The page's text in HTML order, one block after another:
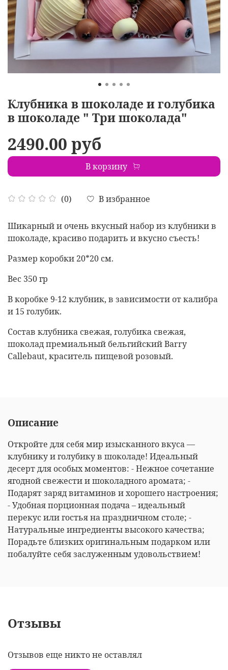
Клубника в шоколаде и голубика
в шоколаде " Три шоколада"
(0) В избранное
2490.00 руб
В корзину
Шикарный и очень вкусный набор из клубники в
шоколаде, красиво подарить и вкусно съесть!
Размер коробки 20*20 см.
Вес 350 гр
В коробке 9-12 клубник, в зависимости от калибра
и 15 голубик.
Состав клубника свежая, голубика свежая,
шоколад премиальный бельгийский Barry
Callebaut, краситель пищевой розовый.
Описание
Откройте для себя мир изысканного вкуса —
клубнику и голубику в шоколаде! Идеальный
десерт для особых моментов: - Нежное сочетание
ягодной свежести и шоколадного аромата; -
Подарят заряд витаминов и хорошего настроения;
- Удобная порционная подача – идеальный
перекус или гостья на праздничном столе; -
Натуральные ингредиенты высокого качества;
Порадьте близких оригинальным подарком или
побалуйте себя заслуженным удовольствием!
Отзывы
Отзывов еще никто не оставлял